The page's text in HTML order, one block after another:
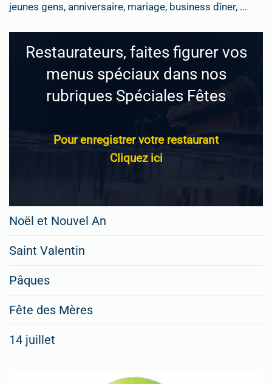
jeunes gens, anniversaire, mariage, business dîner, ...
Restaurateurs, faites figurer vos
menus spéciaux dans nos
rubriques Spéciales Fêtes
Pour enregistrer votre restaurant
Cliquez ici
Noël et Nouvel An
Saint Valentin
Pâques
Fête des Mères
14 juillet